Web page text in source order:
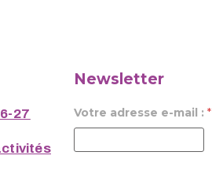
27
Newsletter
Votre adresse e-mail : *